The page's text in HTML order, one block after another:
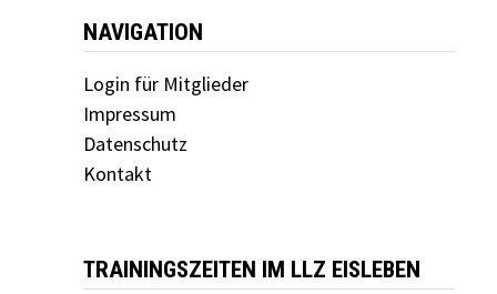
NAVIGATION
Login für Mitglieder
Impressum
Datenschutz
Kontakt
TRAININGSZEITEN IM LLZ EISLEBEN